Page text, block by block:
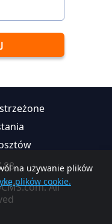
na używanie plików
plików cookie.
88
All